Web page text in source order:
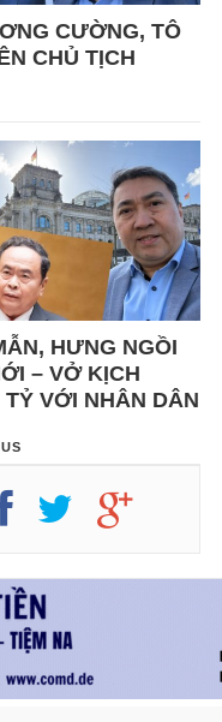
CƯỜNG, TÔ
CHỦ TỊCH
HƯNG NGỒI
– VỞ KỊCH
TỶ VỚI NHÂN DÂN